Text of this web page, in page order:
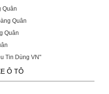
Quân
Quân
Quân
Tin Dùng VN"
Ô TÔ